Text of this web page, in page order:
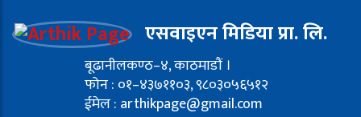
एसवाइएन मिडिया प्रा. लि.
बूढानीलकण्ठ–४, काठमाडौं ।
फोन : ०१–४३७११०३, ९८०३०५६५१२
ईमेल : arthikpage@gmail.com